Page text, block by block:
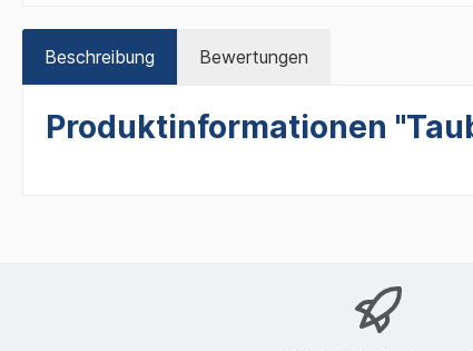
Beschreibung Bewertungen
Produktinformationen